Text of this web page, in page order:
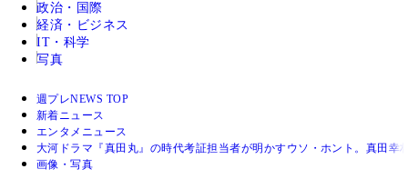
政治・国際
経済・ビジネス
IT・科学
写真
週プレNEWS TOP
新着ニュース
エンタメニュース
大河ドラマ『真田丸』の時代考証担当者が明かすウソ・ホント。真田幸
画像・写真